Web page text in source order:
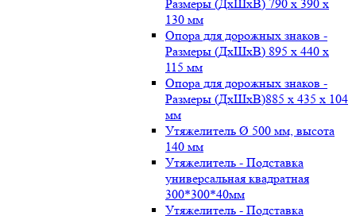
Размеры (ДxШxВ) 790 x 390 x
130 мм
Опора для дорожных знаков -
Размеры (ДxШxВ) 895 x 440 x
115 мм
Опора для дорожных знаков -
Размеры (ДxШxВ)885 x 435 x 104
мм
Утяжелитель Ø 500 мм, высота
140 мм
Утяжелитель - Подставка
универсальная квадратная
300*300*40мм
Утяжелитель - Подставка